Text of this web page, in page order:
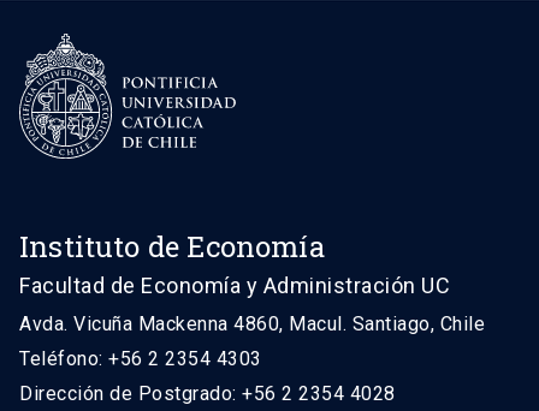
Instituto de Economía
Facultad de Economía y Administración UC
Avda. Vicuña Mackenna 4860, Macul. Santiago, Chile
Teléfono: +56 2 2354 4303
Dirección de Postgrado: +56 2 2354 4028